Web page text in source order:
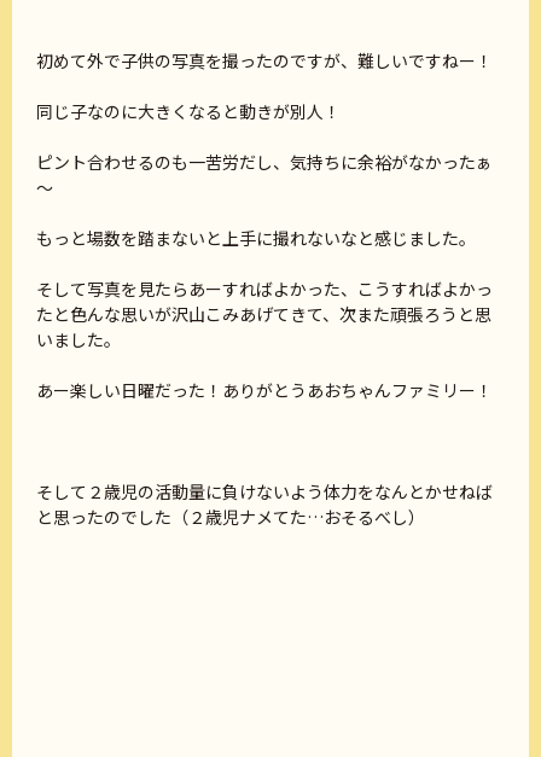
初めて外で子供の写真を撮ったのですが、難しいですねー！
同じ子なのに大きくなると動きが別人！
ピント合わせるのも一苦労だし、気持ちに余裕がなかったぁ
～
もっと場数を踏まないと上手に撮れないなと感じました。
そして写真を見たらあーすればよかった、こうすればよかっ
たと色んな思いが沢山こみあげてきて、次また頑張ろうと思
いました。
あー楽しい日曜だった！ありがとうあおちゃんファミリー！
そして２歳児の活動量に負けないよう体力をなんとかせねば
と思ったのでした（２歳児ナメてた…おそるべし）